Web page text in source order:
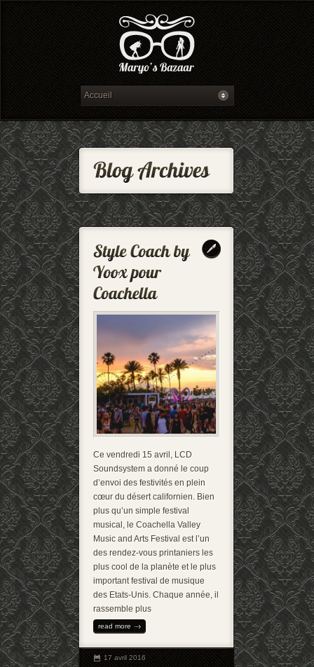
Ce vendredi 15 avril, LCD
Soundsystem a donné le coup
d’envoi des festivités en plein
cœur du désert californien. Bien
plus qu’un simple festival
musical, le Coachella Valley
Music and Arts Festival est l’un
des rendez-vous printaniers les
plus cool de la planète et le plus
important festival de musique
des Etats-Unis. Chaque année, il
rassemble plus
read more
17 avril 2016